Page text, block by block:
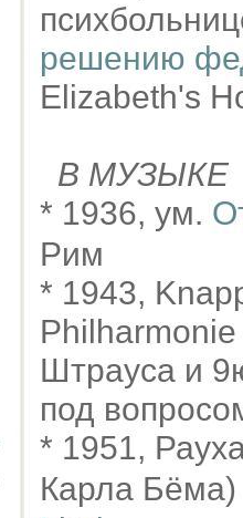
решению
Elizabeth's
В МУЗЫКЕ
* 1936, ум.
Рим
* 1943,
Штрауса и
под
* 1951,
Карла Бёма)